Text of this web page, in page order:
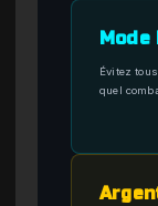
Mode
Évitez
quel